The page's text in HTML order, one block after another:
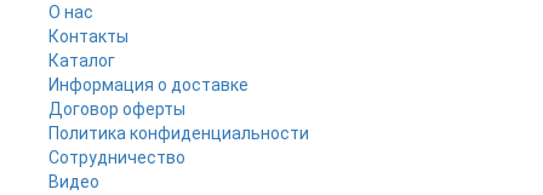
O нас
Контакты
Каталог
Информация о доставке
Договор оферты
Политика конфиденциальности
Сотрудничество
Видео